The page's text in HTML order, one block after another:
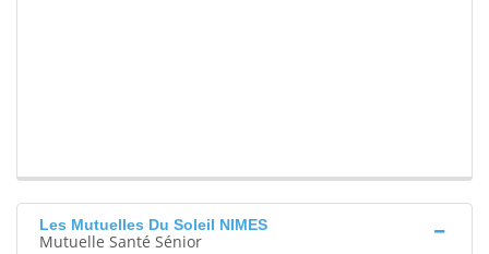
Les Mutuelles Du Soleil NIMES
Mutuelle Santé Sénior